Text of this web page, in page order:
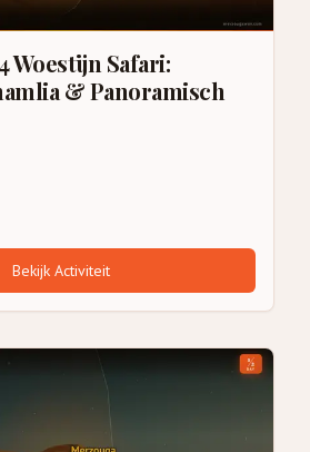
Woestijn Safari:
& Panoramisch
Bekijk Activiteit